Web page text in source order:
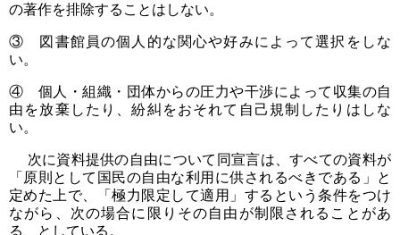
の著作を排除することはしない。
③ 図書館員の個人的な関心や好みによって選択をしな
い。
④ 個人・組織・団体からの圧力や干渉によって収集の自
由を放棄したり、紛糾をおそれて自己規制したりはしな
い。
次に資料提供の自由について同宣言は、すべての資料が
「原則として国民の自由な利用に供されるべきである」と
定めた上で、「極力限定して適用」するという条件をつけ
ながら、次の場合に限りその自由が制限されることがあ
る、としている。